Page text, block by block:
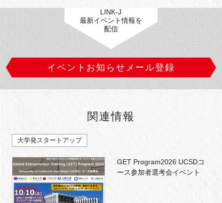
LINK-J
最新イベント情報を
配信
イベントお知らせメール登録
関連情報
大学発スタートアップ
GET Program2026 UCSDコ
ース参加者選考会イベント